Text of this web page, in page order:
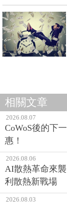
相關文章
2026.08.07
CoWoS後的下
惠！
2026.08.06
AI散熱革命來
利散熱新戰場
2026.08.03